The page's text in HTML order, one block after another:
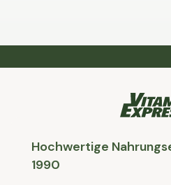
Hochwertige
1990